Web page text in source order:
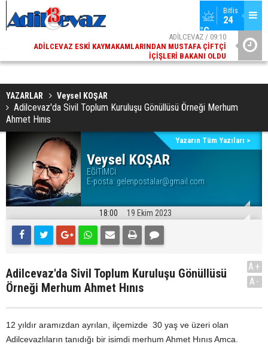
Bitlis
24
°C
ADİLCEVAZ / 09:10
ADILCEVAZ ESKI KAYMAKAMLARINDAN MUSTAFA ÇIFTÇI
İÇIŞLERI BAKANI OLDU
YAZARLAR Veysel KOŞAR
Adilcevaz'da Sivil Toplum Kuruluşu Gönüllüsü Örneği Merhum
Ahmet Hınıs
Veysel KOŞAR
EĞİTİMCİ
E-posta: gelenpostalar@gmail.com
Yazarın Tüm Yazıları >
18:00 19 Ekim 2023
Adilcevaz'da Sivil Toplum Kuruluşu Gönüllüsü
Örneği Merhum Ahmet Hınıs
A+
A-
12 yıldır aramızdan ayrılan, ilçemizde 30 yaş ve üzeri olan
Adilcevazlıların tanıdığı bir isimdi merhum Ahmet Hınıs Amca.